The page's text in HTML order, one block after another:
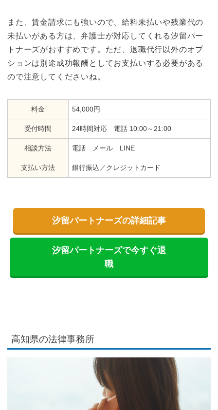
また、賃金請求にも強いので、給料未払いや残業代の
未払いがある方は、弁護士が対応してくれる汐留パー
トナーズがおすすめです。ただ、退職代行以外のオプ
ションは別途成功報酬としてお支払いする必要がある
ので注意してくださいね。
料金 54,000円
受付時間 24時間対応 電話 10:00～21:00
相談方法 電話 メール LINE
支払い方法 銀行振込／クレジットカード
汐留パートナーズの詳細記事
汐留パートナーズで今すぐ退
職
高知県の法律事務所